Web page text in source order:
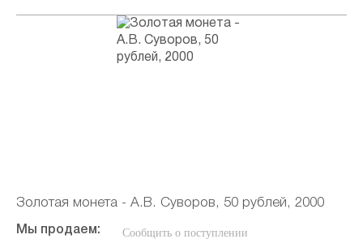
Золотая монета - А.В. Суворов, 50 рублей, 2000
Мы продаем: Сообщить о поступлении